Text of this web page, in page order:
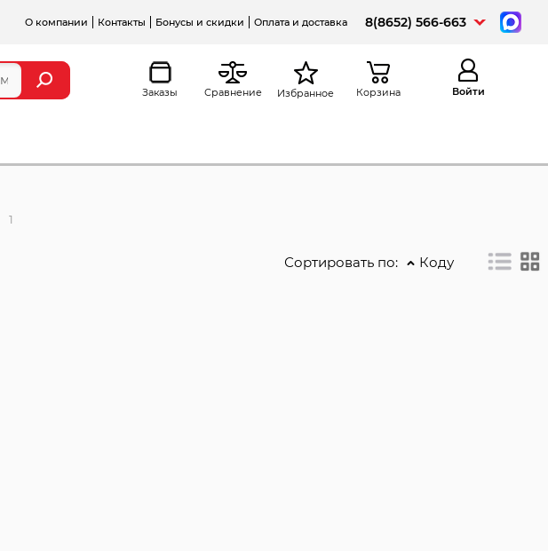
О компании Контакты Бонусы и скидки Оплата и доставка 8(8652) 566-663
Заказы Сравнение Избранное Корзина Войти
1
Сортировать по: Коду